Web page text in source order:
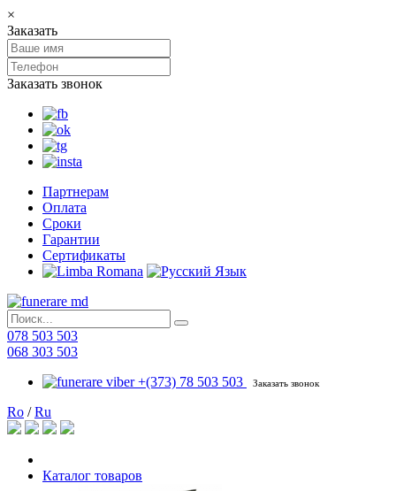
×
Заказать
Заказать звонок
Партнерам
Оплата
Сроки
Гарантии
Сертификаты
078 503 503
068 303 503
+(373) 78 503 503
Заказать звонок
Ro /Ru
Каталог товаров